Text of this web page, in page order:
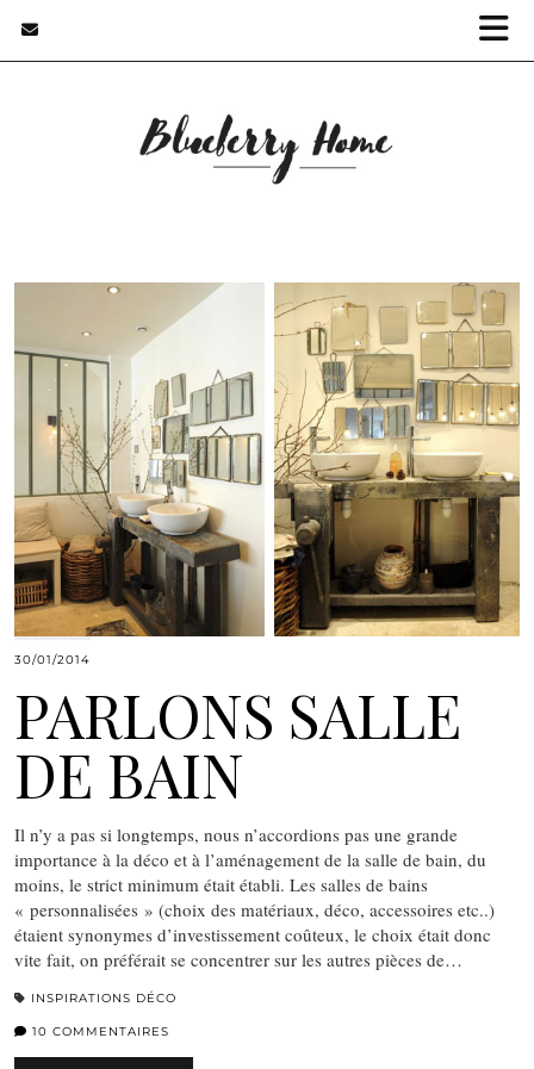
30/01/2014
PARLONS SALLE
DE BAIN
Il n’y a pas si longtemps, nous n’accordions pas une grande
importance à la déco et à l’aménagement de la salle de bain, du
moins, le strict minimum était établi. Les salles de bains
« personnalisées » (choix des matériaux, déco, accessoires etc..)
étaient synonymes d’investissement coûteux, le choix était donc
vite fait, on préférait se concentrer sur les autres pièces de…
INSPIRATIONS DÉCO
10 COMMENTAIRES